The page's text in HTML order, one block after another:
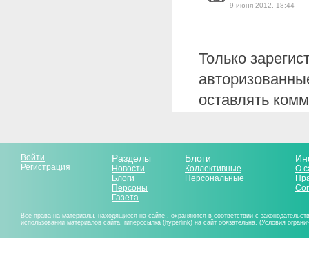
9 июня 2012, 18:44
Только
оставлять
Войти
Регистрация
Разделы
Новости
Блоги
Персоны
Газета
Блоги
Коллективные
Персональные
О
Все права на материалы, находящиеся на сайте , охраняются в соответствии с
использовании материалов сайта, гиперссылка (hyperlink) на сайт обязательна. (Условия